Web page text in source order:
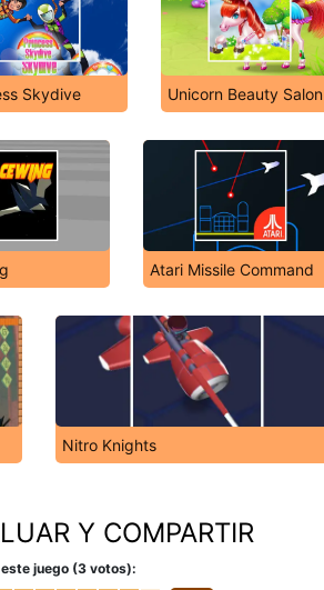
Skydive Unicorn Beauty Salon
Atari Missile Command
Nitro Knights
Y COMPARTIR
juego (3 votos):